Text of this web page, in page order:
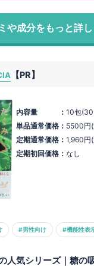
や成分をもっと詳し
【PR】
内容量 ： 10包(30
単品通常価格： 5500円
定期通常価格： 1,960円
定期初回価格： なし
#男性向け #機能性表
人気シリーズ｜糖の